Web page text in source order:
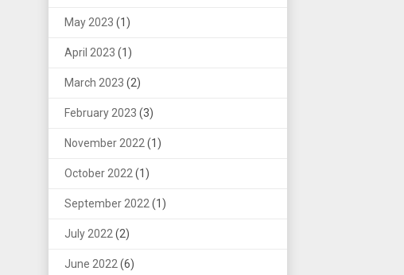
May 2023 (1)
April 2023 (1)
March 2023 (2)
February 2023 (3)
November 2022(1)
October 2022(1)
September 2022(1)
July 2022(2)
June 2022(6)